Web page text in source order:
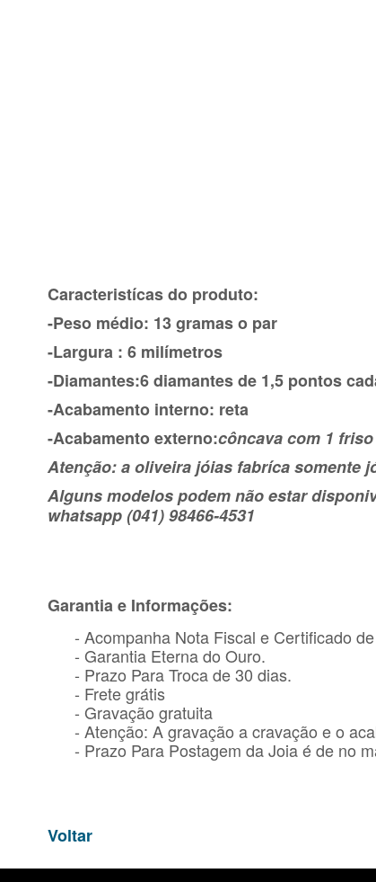
Caracteristícas do produto:
-Peso médio: 13 gramas o par
-Largura : 6 milímetros
-Diamantes:6 diamantes de 1,5 pontos
-Acabamento interno: reta
-Acabamento externo:côncava com 1
Atenção: a oliveira jóias fabríca somente
Alguns modelos podem não estar
whatsapp (041) 98466-4531
Garantia e Informações:
- Acompanha Nota Fiscal e Certificado
- Garantia Eterna do Ouro.
- Prazo Para Troca de 30 dias.
- Frete grátis
- Gravação gratuita
- Atenção: A gravação a cravação e o
- Prazo Para Postagem da Joia é de no
Voltar